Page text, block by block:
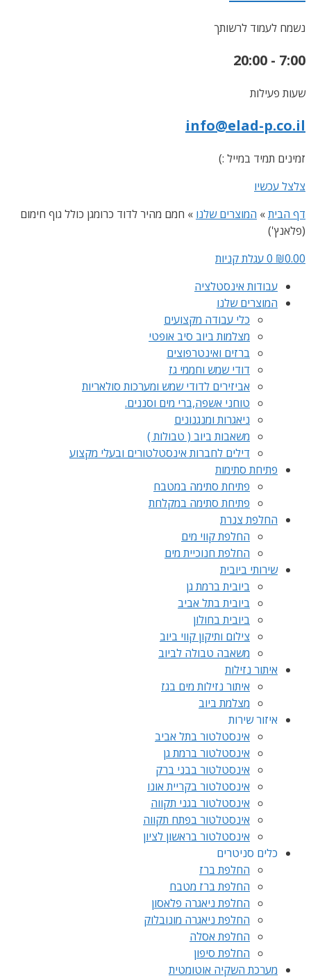
נשמח לעמוד לרשותך
7:00 - 20:00
שעות פעילות
info@elad-p.co.il
זמינים תמיד במייל :)
צלצל עכשיו
דף הבית» המוצרים שלנו » חמם מהיר לדוד כרומגן כולל גוף חימום
(פלאנץ')
₪0.00
0עגלת קניות
עבודות אינסטלציה
המוצרים שלנו
כלי עבודה מקצועים
מצלמות ביוב סיב אופטי
ברזים ואינטרפוצים
דודי שמש וחממי גז
אביזירים לדודי שמש ומערכות סולאריות
טוחני אשפה,ברי מים וסננים.
ניאגרות ומנגנונים
משאבות ביוב ( טבולות )
דילים לחברות אינסטלטורים ובעלי מקצוע
פתיחת סתימות
פתיחת סתימה במטבח
פתיחת סתימה במקלחת
החלפת צנרת
החלפת קווי מים
החלפת חנוכיית מים
שירותי ביובית
ביובית ברמת גן
ביובית בתל אביב
ביובית בחולון
צילום ותיקון קווי ביוב
משאבה טבולה לביוב
איתור נזילות
איתור נזילות מים בגז
מצלמת ביוב
איזור שירות
אינסטלטור בתל אביב
אינסטלטור ברמת גן
אינסטלטור בבני ברק
אינסטלטור בקריית אונו
אינסטלטור בגני תקווה
אינסטלטור בפתח תקווה
אינסטלטור בראשון לציון
כלים סניטרים
החלפת ברז
החלפת ברז מטבח
החלפת ניאגרה פלאסון
החלפת ניאגרה מונובלוק
החלפת אסלה
החלפת סיפון
מערכת השקיה אוטומטית